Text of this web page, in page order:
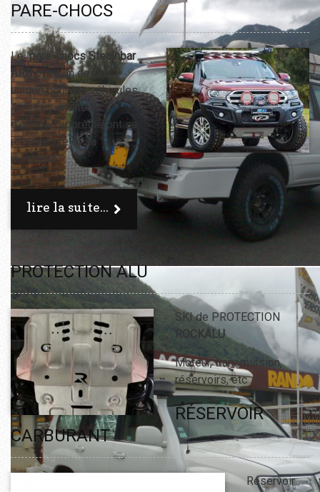
PARE-CHOCS
Lepare-chocs Stealhbar
ARBoffre un design
unique pour les véhicules
4x4. Les amateurs
d'offroad apprécieront sa
robustesse et sa
durabilité
lire la suite...
PROTECTION ALU
SKI de PROTECTION
ROCKALU
Moteur, transmission,
réservoirs, etc
RÉSERVOIR
CARBURANT
Réservoir